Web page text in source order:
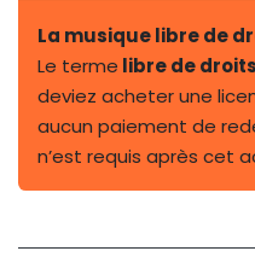
La musique libre de
Le terme libre de droits
deviez acheter une
aucun paiement de
n’est requis après cet